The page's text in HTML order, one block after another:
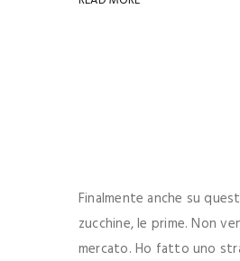
Finalmente anche su
zucchine, le prime. Non
mercato. Ho fatto uno